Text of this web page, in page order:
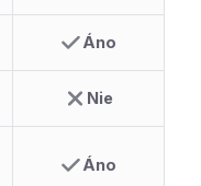
Áno
Nie
Áno